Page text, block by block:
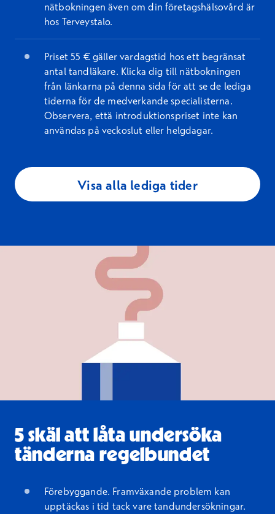
nätbokningen även om din företagshälsovård är
hos Terveystalo.
Priset 55 € gäller vardagstid hos ett begränsat
antal tandläkare. Klicka dig till nätbokningen
från länkarna på denna sida för att se de lediga
tiderna för de medverkande specialisterna.
Observera, että introduktionspriset inte kan
användas på veckoslut eller helgdagar.
Visa alla lediga tider
5 skäl att låta undersöka
tänderna regelbundet
Förebyggande. Framväxande problem kan
upptäckas i tid tack vare tandundersökningar.